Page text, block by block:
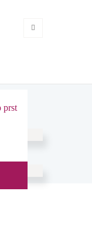
prst